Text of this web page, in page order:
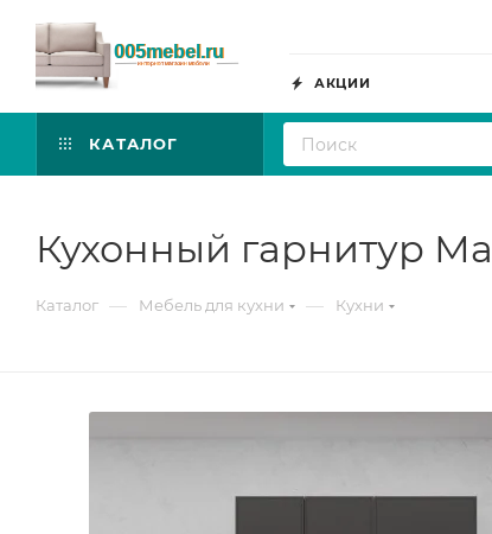
АКЦИИ
КАТАЛОГ
Кухонный гарнитур
Каталог — Мебель для кухни — Кухни